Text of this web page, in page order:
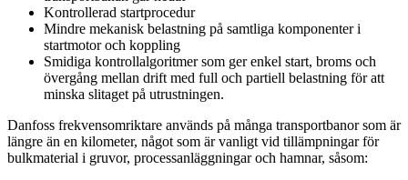
Kontrollerad startprocedur
Mindre mekanisk belastning på samtliga komponenter i
startmotor och koppling
Smidiga kontrollalgoritmer som ger enkel start, broms och
övergång mellan drift med full och partiell belastning för att
minska slitaget på utrustningen.
Danfoss frekvensomriktare används på många transportbanor som är
längre än en kilometer, något som är vanligt vid tillämpningar för
bulkmaterial i gruvor, processanläggningar och hamnar, såsom: